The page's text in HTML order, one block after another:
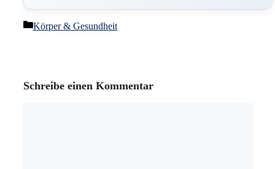
Kategorien
Körper & Gesundheit
Schreibe einen Kommentar